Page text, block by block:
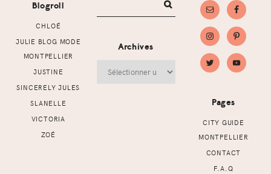
Blogroll
CHLOÉ
JULIE BLOG MODE
MONTPELLIER
JUSTINE
SINCERELY JULES
SLANELLE
VICTORIA
ZOÉ
Archives
Pages
CITY GUIDE
MONTPELLIER
CONTACT
F.A.Q